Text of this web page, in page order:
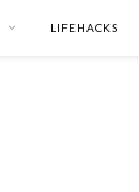
LIFEHACKS